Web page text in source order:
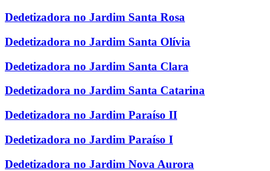
Dedetizadora no Jardim Santa Rosa
Dedetizadora no Jardim Santa Olívia
Dedetizadora no Jardim Santa Clara
Dedetizadora no Jardim Santa Catarina
Dedetizadora no Jardim Paraíso II
Dedetizadora no Jardim Paraíso I
Dedetizadora no Jardim Nova Aurora